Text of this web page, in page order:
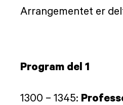
Arrangementet er
Program del 1
1300 – 1345: